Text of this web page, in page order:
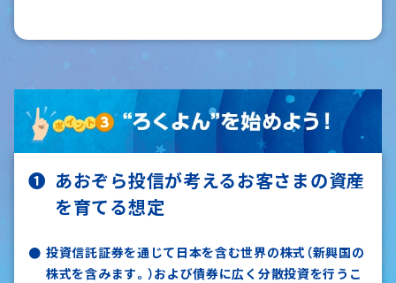
あおぞら投信が考えるお客さまの資産
を育てる想定
投資信託証券を通じて日本を含む世界の株式（新興国の
株式を含みます。）および債券に広く分散投資を行うこ